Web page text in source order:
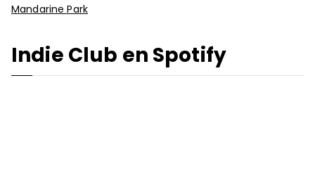
Mandarine Park
Indie Club en Spotify